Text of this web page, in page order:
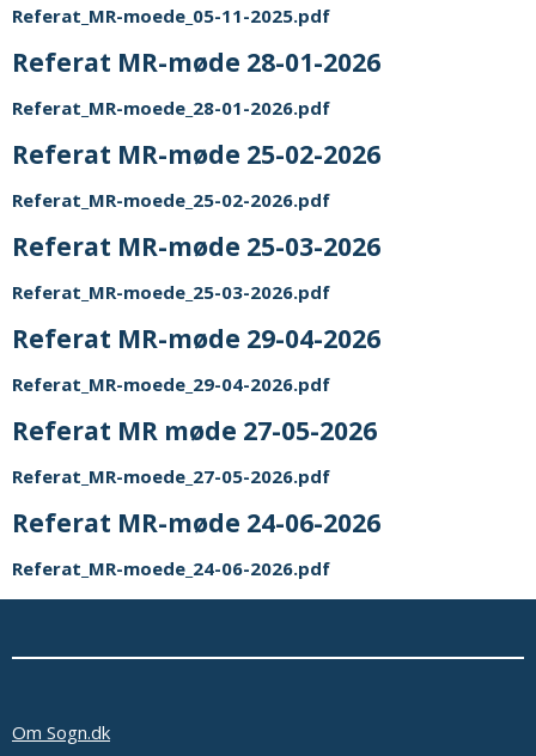
Referat_MR-moede_05-11-2025.pdf
Referat MR-møde 28-01-2026
Referat_MR-moede_28-01-2026.pdf
Referat MR-møde 25-02-2026
Referat_MR-moede_25-02-2026.pdf
Referat MR-møde 25-03-2026
Referat_MR-moede_25-03-2026.pdf
Referat MR-møde 29-04-2026
Referat_MR-moede_29-04-2026.pdf
Referat MR møde 27-05-2026
Referat_MR-moede_27-05-2026.pdf
Referat MR-møde 24-06-2026
Referat_MR-moede_24-06-2026.pdf
Om Sogn.dk